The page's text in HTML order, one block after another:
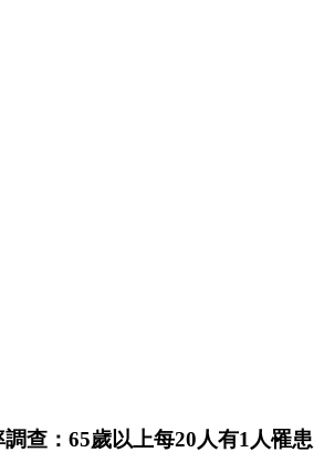
查：65歲以上每20人有1人罹患